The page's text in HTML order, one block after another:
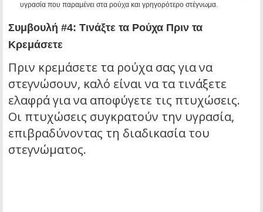
υγρασία που παραμένει στα ρούχα και γρηγορότερο στέγνωμα.
Συμβουλή #4: Τινάξτε τα Ρούχα Πριν τα
Κρεμάσετε
Πριν κρεμάσετε τα ρούχα σας για να
στεγνώσουν, καλό είναι να τα τινάξετε
ελαφρά για να αποφύγετε τις πτυχώσεις.
Οι πτυχώσεις συγκρατούν την υγρασία,
επιβραδύνοντας τη διαδικασία του
στεγνώματος.